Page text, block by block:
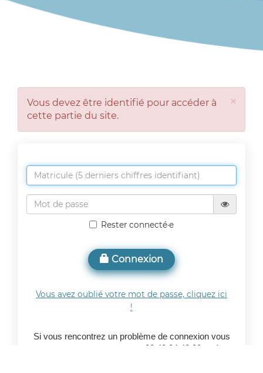
×
Vous devez être identifié pour accéder à
cette partie du site.
Rester connecté·e
Connexion
Vous avez oublié votre mot de passe, cliquez ici
!
Si vous rencontrez un problème de connexion vous
pouvez nous contacter au 02.40.84.42.00 ou à